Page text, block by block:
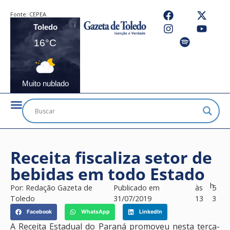
Fonte: CEPEA
Toledo
16°C
Muito nublado
Receita fiscaliza setor de
bebidas em todo Estado
Por: Redação Gazeta de
Toledo
Publicado em
31/07/2019
às
13
h5
3
Facebook WhatsApp LinkedIn
A Receita Estadual do Paraná promoveu nesta terça-